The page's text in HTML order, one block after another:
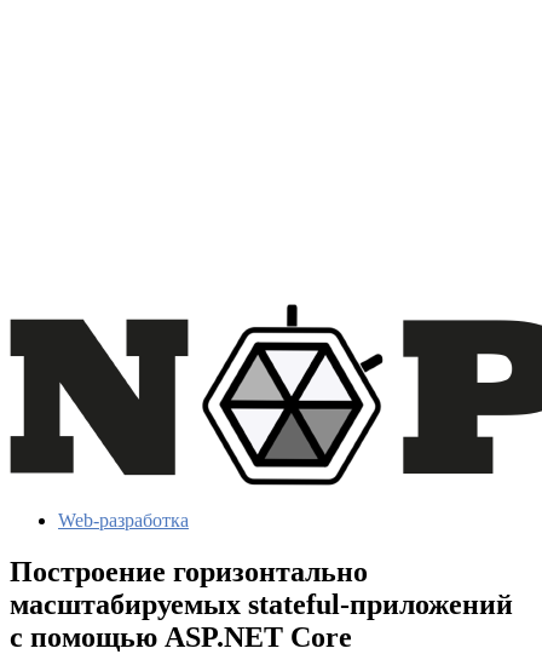
Web-разработка
Построение горизонтально
масштабируемых stateful-приложений
с помощью ASP.NET Core